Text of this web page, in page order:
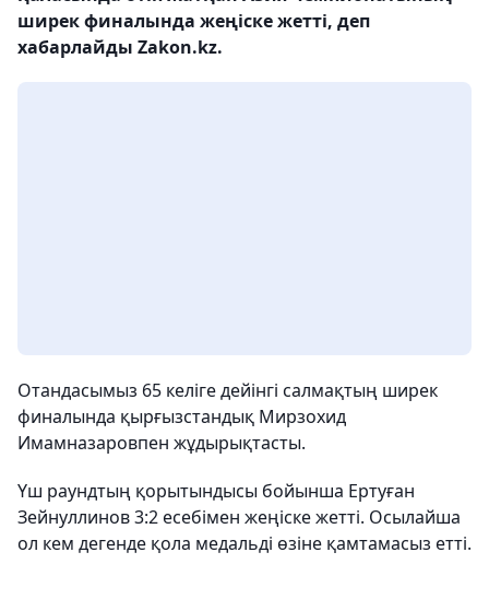
ширек финалында жеңіске жетті, деп
хабарлайды Zakon.kz.
Отандасымыз 65 келіге дейінгі салмақтың ширек
финалында қырғызстандық Мирзохид
Имамназаровпен жұдырықтасты.
Үш раундтың қорытындысы бойынша Ертуған
Зейнуллинов 3:2 есебімен жеңіске жетті. Осылайша
ол кем дегенде қола медальді өзіне қамтамасыз етті.